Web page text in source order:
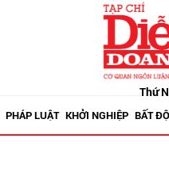
Thứ
PHÁP LUẬT KHỞI NGHIỆP BẤT